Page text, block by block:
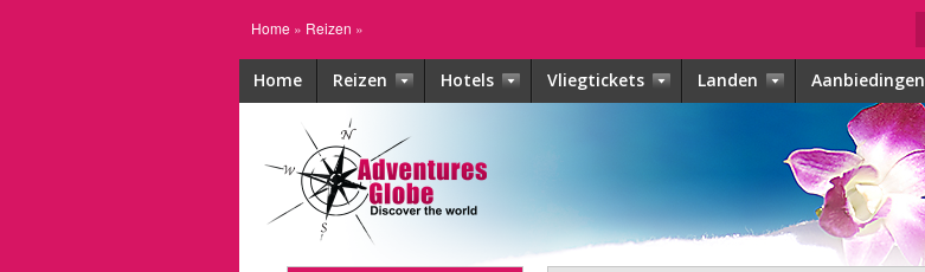
Home » Reizen »
Home Reizen Hotels Vliegtickets Landen Aanbiedingen